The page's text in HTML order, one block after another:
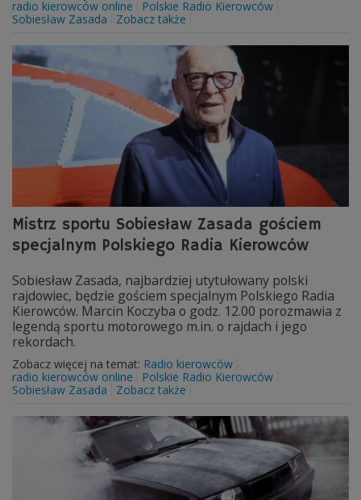
radio kierowców online
Polskie Radio Kierowców
Sobiesław Zasada
Zobacz także
Mistrz sportu Sobiesław Zasada gościem
specjalnym Polskiego Radia Kierowców
Sobiesław Zasada, najbardziej utytułowany polski
rajdowiec, będzie gościem specjalnym Polskiego Radia
Kierowców. Marcin Koczyba o godz. 12.00 porozmawia z
legendą sportu motorowego m.in. o rajdach i jego
rekordach.
Zobacz więcej na temat: Radio kierowców
radio kierowców online
Polskie Radio Kierowców
Sobiesław Zasada
Zobacz także